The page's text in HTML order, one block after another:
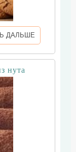
ДАЛЬШЕ
нута